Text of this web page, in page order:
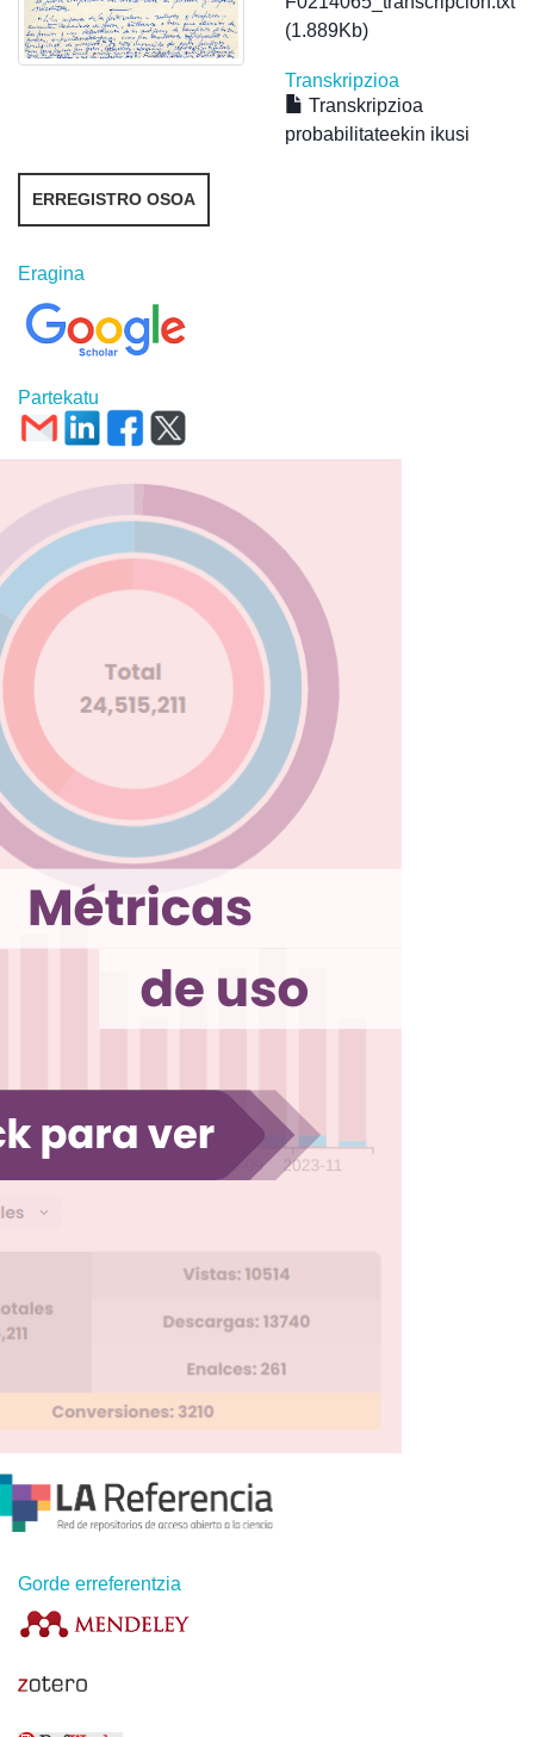
(1.889Kb)
Transkripzioa
Transkripzioa
probabilitateekin ikusi
ERREGISTRO OSOA
Eragina
Partekatu
Gorde erreferentzia